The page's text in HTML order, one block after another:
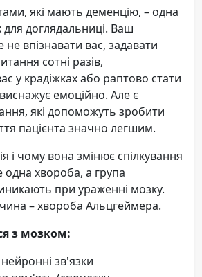
які мають деменцію, – одна
для доглядальниці. Ваш
впізнавати вас, задавати
сотні разів,
у крадіжках або раптово стати
емоційно. Але є
які допоможуть зробити
пацієнта значно легшим.
і чому вона змінює спілкування
одна хвороба, а група
при ураженні мозку.
– хвороба Альцгеймера.
з мозком:
зв'язки